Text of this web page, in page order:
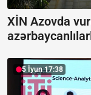
XİN Azovda
5 İyun 17:38